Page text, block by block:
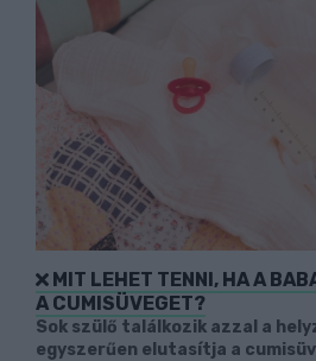
MIT LEHET TENNI, HA A
A CUMISÜVEGET?
Sok szülő találkozik azzal a
egyszerűen elutasítja a